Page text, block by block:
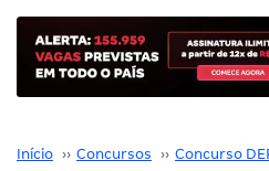
Início ›› Concursos ›› Concurso